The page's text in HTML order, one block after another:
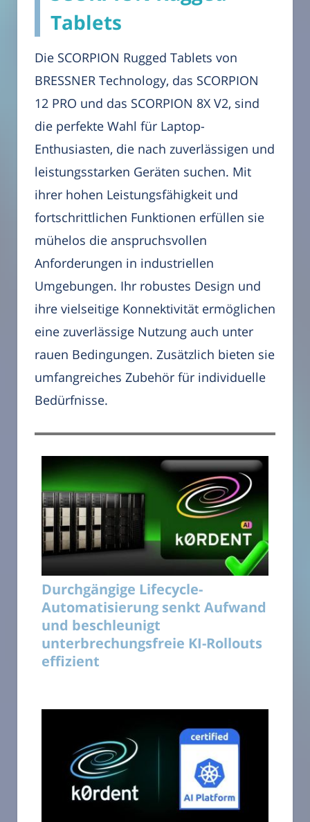
Tablets
Die SCORPION Rugged Tablets von
BRESSNER Technology, das SCORPION
12 PRO und das SCORPION 8X V2, sind
die perfekte Wahl für Laptop-
Enthusiasten, die nach zuverlässigen und
leistungsstarken Geräten suchen. Mit
ihrer hohen Leistungsfähigkeit und
fortschrittlichen Funktionen erfüllen sie
mühelos die anspruchsvollen
Anforderungen in industriellen
Umgebungen. Ihr robustes Design und
ihre vielseitige Konnektivität ermöglichen
eine zuverlässige Nutzung auch unter
rauen Bedingungen. Zusätzlich bieten sie
umfangreiches Zubehör für individuelle
Bedürfnisse.
Durchgängige Lifecycle-
Automatisierung senkt Aufwand
und beschleunigt
unterbrechungsfreie KI-Rollouts
effizient